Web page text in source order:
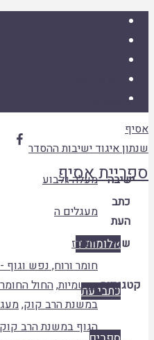
אסיף
שנתון איגודישיבות ההסדר
ספריית אסיף

אלומות ד
כתבי עת
רוח לוהט על גבי שרירים
עמרי שאשא
ישיבה מעלה גלבוע
כתב
העת
מעגלים ה
שנה
תשסז
קטגוריות
חומר ורוח, נפש וגוף
בגשמיות,החול
במשנת הרב קוק,
הגוף במשנת הרב קוק